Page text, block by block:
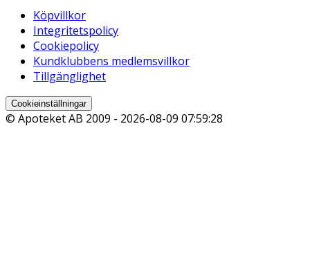
Köpvillkor
Integritetspolicy
Cookiepolicy
Kundklubbens medlemsvillkor
Tillgänglighet
Cookieinställningar
© Apoteket AB 2009 - 2026-08-09 07:59:28